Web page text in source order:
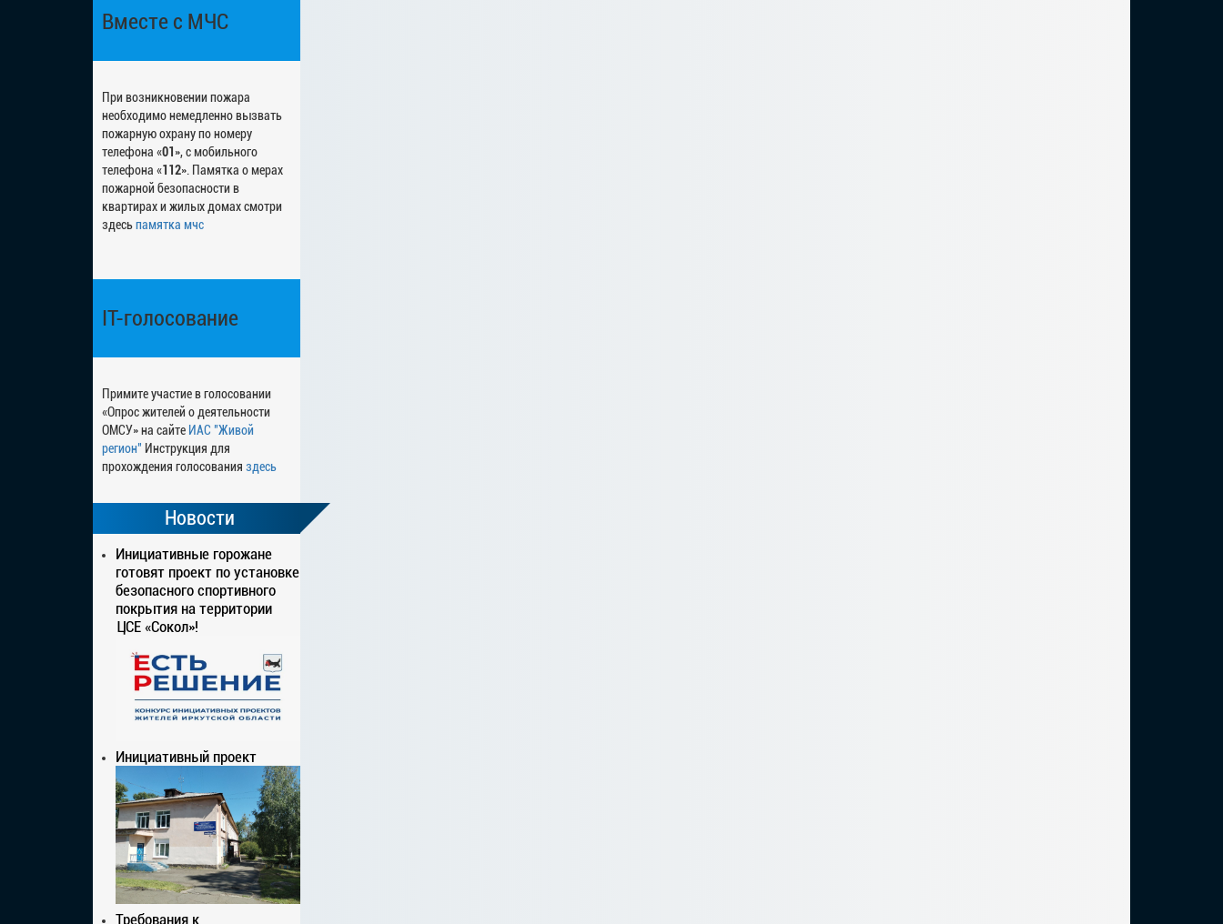
Вместе с МЧС
При возникновении пожара
необходимо немедленно вызвать
пожарную охрану по номеру
телефона «01 », с мобильного
телефона «112». Памятка о мерах
пожарной безопасности в
квартирах и жилых домах смотри
здесьпамятка мчс
IT-голосование
Примите участие в голосовании
«Опрос жителей о деятельности
ОМСУ» на сайте ИАС "Живой
регион" Инструкция для
прохождения голосования здесь
Новости
Инициативные горожане
готовят проект по установке
безопасного спортивного
покрытия на территории
ЦСЕ «Сокол»!
Инициативный проект
Требования к